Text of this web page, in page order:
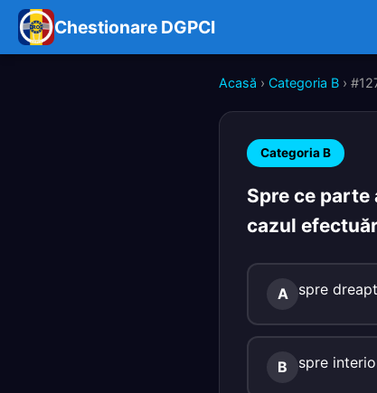
Chestionare DGPCI
Acasă › Categoria B ›
Categoria B
Spre ce
cazul
A spre
B spre